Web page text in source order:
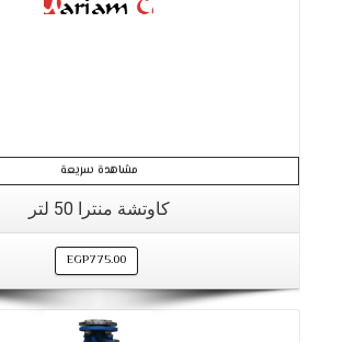
مشاهدة سريعة
كاوتشة منترا 50 لتر
EGP775.00